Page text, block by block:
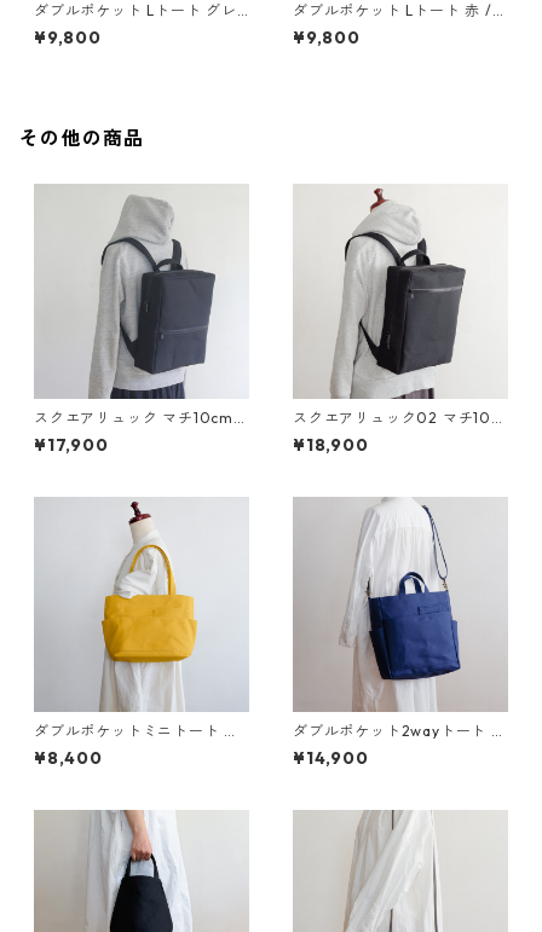
ダブルポケット Lトート グレ
ージュ / 9号帆布
¥9,800
ダブルポケット Lトート 赤 / 9
号帆布
¥9,800
その他の商品
スクエアリュック マチ10cm
黒 / 6号帆布
¥17,900
スクエアリュック02 マチ10c
m 黒 / 6号帆布
¥18,900
ダブルポケットミニトート カ
ラシ / 8号帆布
¥8,400
ダブルポケット2wayトート 紺
/ 8号帆布
¥14,900